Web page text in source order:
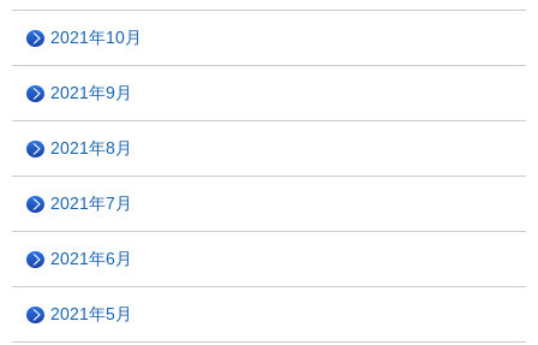
2021年10月
2021年9月
2021年8月
2021年7月
2021年6月
2021年5月